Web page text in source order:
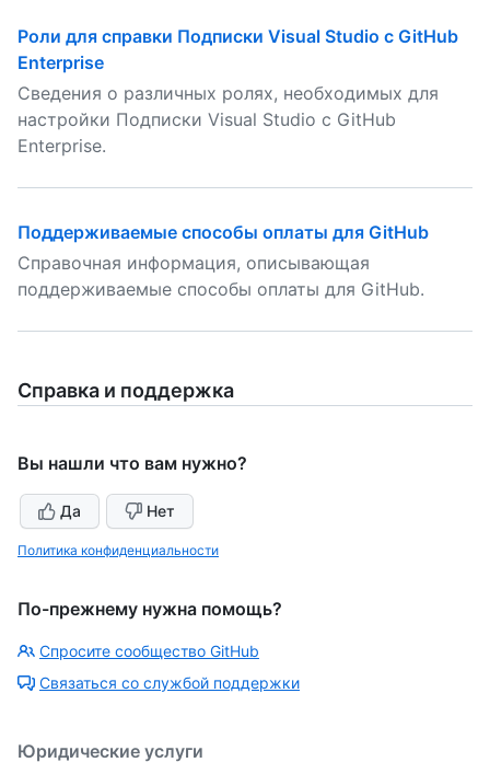
Роли для справки Подписки Visual Studio с GitHub
Enterprise
Сведения о различных ролях, необходимых для
настройки Подписки Visual Studio с GitHub
Enterprise.
Поддерживаемые способы оплаты для GitHub
Справочная информация, описывающая
поддерживаемые способы оплаты для GitHub.
Справка и поддержка
Вы нашли что вам нужно?
Да Нет
Политика конфиденциальности
По-прежнему нужна помощь?
Спросите сообщество GitHub
Связаться со службой поддержки
Юридические услуги